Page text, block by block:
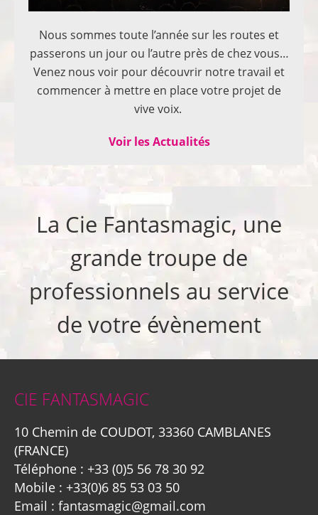
Nous sommes toute l’année sur les routes et
passerons un jour ou l’autre près de chez vous…
Venez nous voir pour découvrir notre travail et
commencer à mettre en place votre projet de
vive voix.
Voir les Actualités
La Cie Fantasmagic, une
grande troupe de
professionnels au service
de votre évènement
CIE FANTASMAGIC
10 Chemin de COUDOT, 33360 CAMBLANES
(FRANCE)
Téléphone : +33 (0)5 56 78 30 92
Mobile : +33(0)6 85 53 03 50
Email : fantasmagic@gmail.com